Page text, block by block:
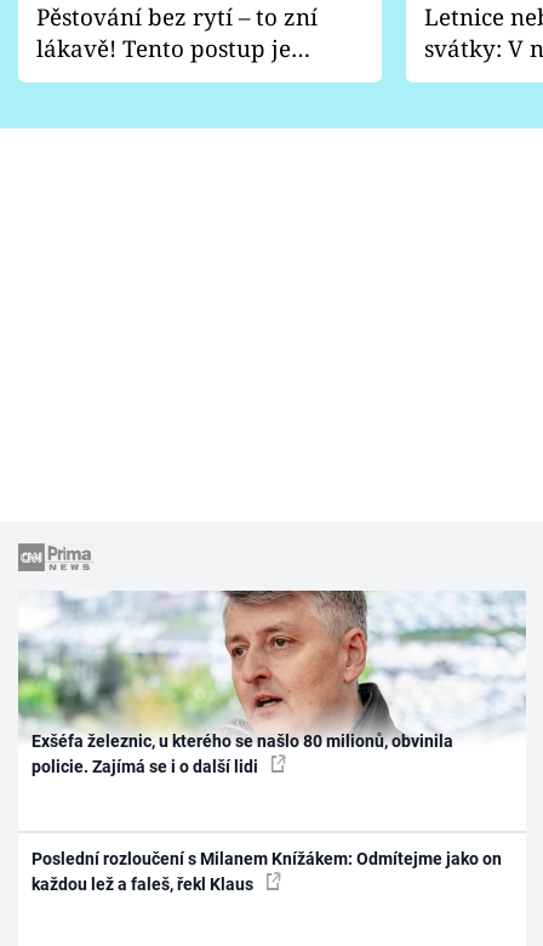
Pěstování bez rytí – to zní
lákavě! Tento postup je
vhodný jen pro některé
Letnice
svátky: V
pondělí
Exšéfa železnic, u kterého se našlo 80 milionů, obvinila
policie. Zajímá se i o další lidi
Poslední rozloučení s Milanem Knížákem: Odmítejme jako on
každou lež a faleš, řekl Klaus